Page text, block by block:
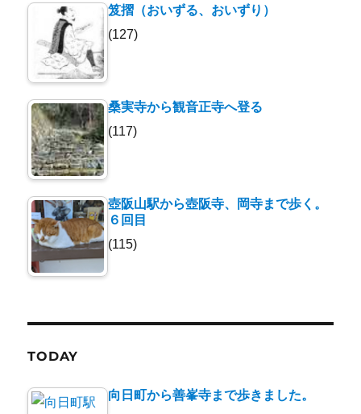
笈摺（おいずる、おいずり）
(127)
桑実寺から観音正寺へ登る
(117)
壺阪山駅から壺阪寺、岡寺まで歩く。
６回目
(115)
TODAY
向日町から善峯寺まで歩きました。